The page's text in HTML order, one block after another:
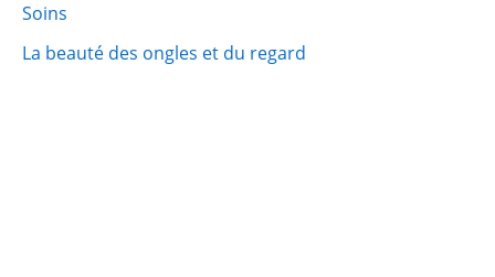
Soins
La beauté des ongles et du regard